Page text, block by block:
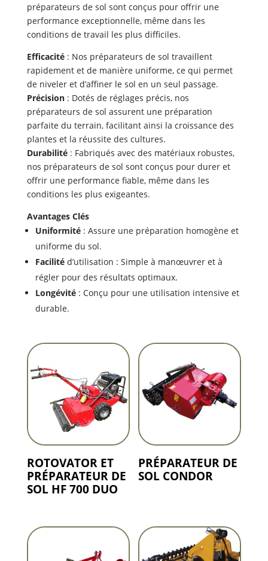
préparateurs de sol sont conçus pour offrir une
performance exceptionnelle, même dans les
conditions de travail les plus difficiles.
Efficacité: Nos préparateurs de sol travaillent
rapidement et de manière uniforme, ce qui permet
de niveler et d’affiner le sol en un seul passage.
Précision: Dotés de réglages précis, nos
préparateurs de sol assurent une préparation
parfaite du terrain, facilitant ainsi la croissance des
plantes et la réussite des cultures.
Durabilité: Fabriqués avec des matériaux robustes,
nos préparateurs de sol sont conçus pour durer et
offrir une performance fiable, même dans les
conditions les plus exigeantes.
Avantages Clés
Uniformité: Assure une préparation homogène et
uniforme du sol.
Facilitéd’utilisation : Simple à manœuvrer et à
régler pour des résultats optimaux.
Longévité: Conçu pour une utilisation intensive et
durable.
ROTOVATOR ET
PRÉPARATEUR DE
SOL HF 700 DUO
PRÉPARATEUR DE
SOL CONDOR